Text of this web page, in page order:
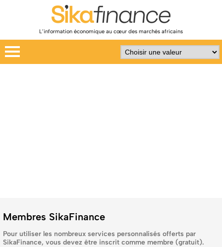
L’information économique au cœur des marchés africains
Membres SikaFinance
Pour utiliser les nombreux services personnalisés offerts par
SikaFinance, vous devez être inscrit comme membre (gratuit).